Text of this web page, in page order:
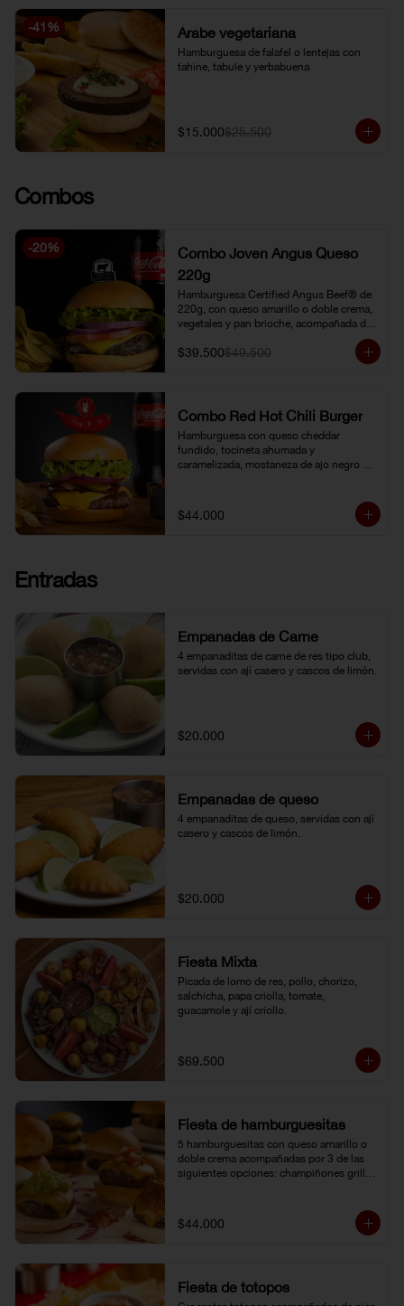
-41 % Árabe vegetariana
Hamburguesa de falafel o lentejas con
tahine, tabule y yerbabuena
$15.000$25.500
Combos
-20%
Combo Joven Angus Queso
220g
Hamburguesa Certified Angus Beef® de
220g, con queso amarillo o doble crema,
vegetales y pan brioche, acompañada de
papa chip o papa francesa y gaseosa o
limonada natural.
$39.500$49.500
Combo Red Hot Chili Burger
Hamburguesa con queso cheddar
fundido, tocineta ahumada y
caramelizada, mostaneza de ajo negro y
famoso chili con carne al lado.
Acompañada de papa chip o papa
$44.000
Entradas
Empanadas de Carne
4 empanaditas de carne de res tipo club,
servidas con ají casero y cascos de limón.
$20.000
Empanadas de queso
4 empanaditas de queso, servidas con ají
casero y cascos de limón.
$20.000
Fiesta Mixta
Picada de lomo de res, pollo, chorizo,
salchicha, papa criolla, tomate,
guacamole y ají criollo.
$69.500
Fiesta de hamburguesitas
5 hamburguesitas con queso amarillo o
doble crema acompañadas por 3 de las
siguientes opciones: champiñones grillé,
pimienta negra.
$44.000
Fiesta de totopos